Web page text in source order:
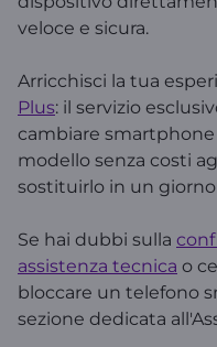
veloce e sicura.
Arricchisci la tua
Plus: il servizio
cambiare
modello senza costi
sostituirlo in un
Se hai dubbi sulla
assistenza tecnica o
bloccare un telefono
sezione dedicata